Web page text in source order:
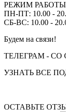
РЕЖИМ
ПН-ПТ: 10.00 -
СБ-ВС: 10.00 -
Будем на связи!
ТЕЛЕГРАМ -
УЗНАТЬ ВСЕ
ОСТАВЬТЕ